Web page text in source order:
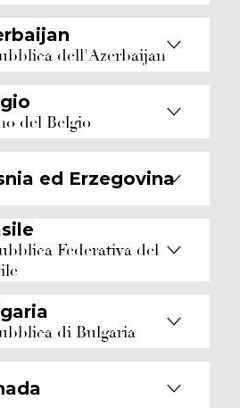
dell'Azerbaijan
del Belgio
ed Erzegovina
Federativa del
di Bulgaria